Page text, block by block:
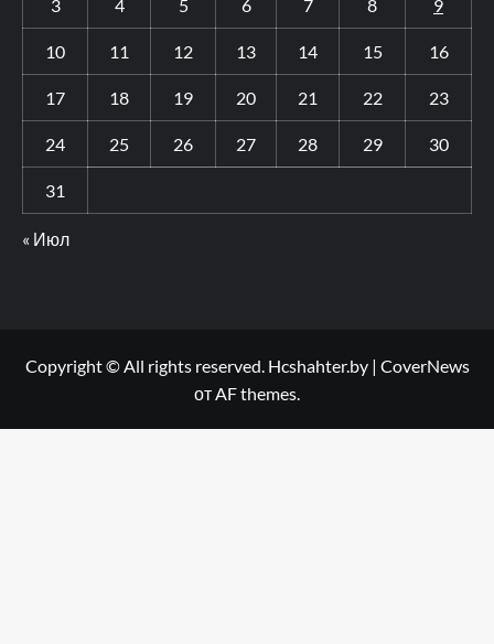
3 4 5 6 7 8 9
10 11 12 13 14 15 16
17 18 19 20 21 22 23
24 25 26 27 28 29 30
31
« Июл
Copyright © All rights reserved. Hcshahter.by | CoverNews
от AF themes.